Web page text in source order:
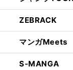
ZEBRACK
マンガMeets
S-MANGA